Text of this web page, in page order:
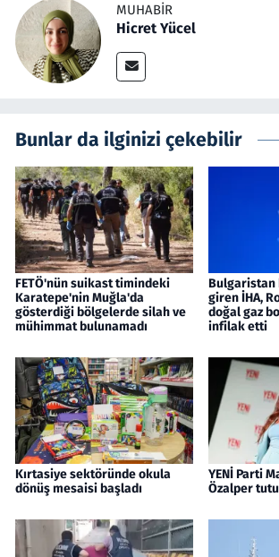
MUHABIR
Hicret Yücel
Bunlar da ilginizi çekebilir
FETÖ'nün suikast timindeki
Karatepe'nin Muğla'da
gösterdiği bölgelerde silah ve
mühimmat bulunamadı
Bulgaristan
giren İHA,
doğal gaz
infilak etti
Kırtasiye sektöründe okula
dönüş mesaisi başladı
YENİ Parti
Özalper